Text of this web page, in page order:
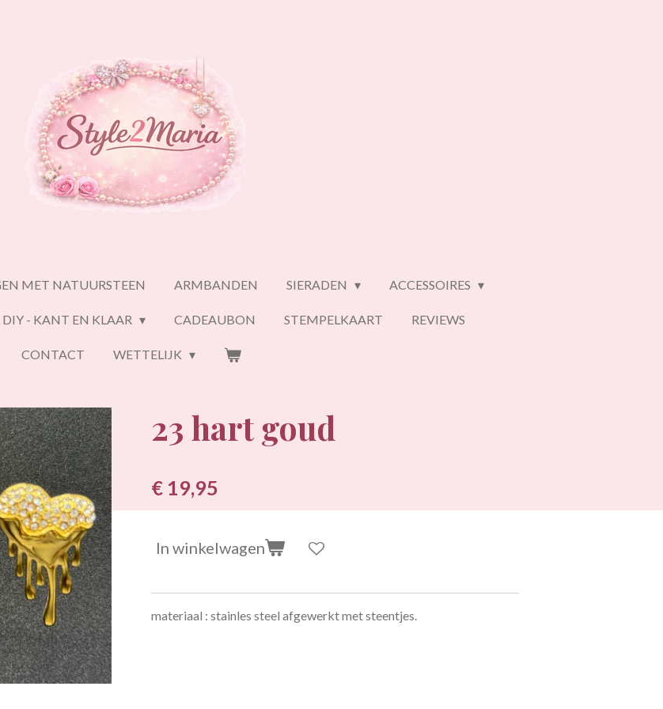
MET NATUURSTEEN ARMBANDEN SIERADEN ACCESSOIRES
DIY - KANT EN KLAAR CADEAUBON STEMPELKAART REVIEWS
CONTACT WETTELIJK
23 hart goud
€ 19,95
In winkelwagen
materiaal : stainles steel afgewerkt met steentjes.